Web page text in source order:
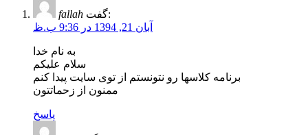
fallah
گفت:
آبان 21, 1394 در 9:36 ب.ظ
به نام خدا
سلام علیکم
برنامه کلاسها رو نتونستم از توی سایت پیدا کنم
ممنون از زحماتتون
پاسخ